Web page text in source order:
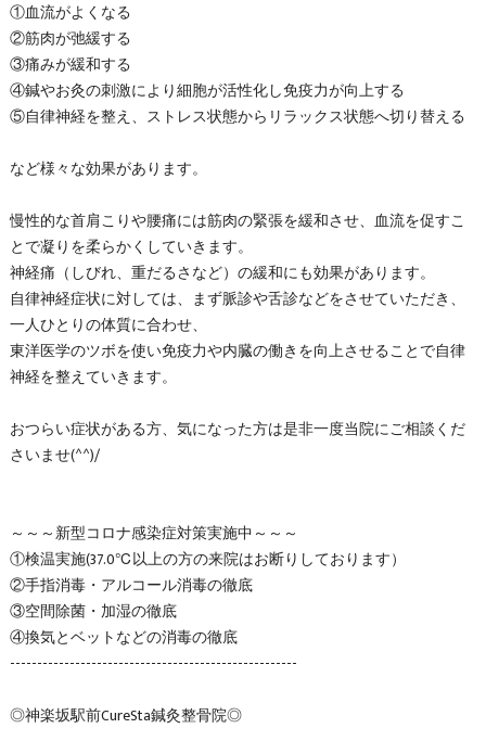
①血流がよくなる
②筋肉が弛緩する
③痛みが緩和する
④鍼やお灸の刺激により細胞が活性化し免疫力が向上する
⑤自律神経を整え、ストレス状態からリラックス状態へ切り替える
など様々な効果があります。
慢性的な首肩こりや腰痛には筋肉の緊張を緩和させ、血流を促すこ
とで凝りを柔らかくしていきます。
神経痛（しびれ、重だるさなど）の緩和にも効果があります。
自律神経症状に対しては、まず脈診や舌診などをさせていただき、
一人ひとりの体質に合わせ、
東洋医学のツボを使い免疫力や内臓の働きを向上させることで自律
神経を整えていきます。
おつらい症状がある方、気になった方は是非一度当院にご相談くだ
さいませ(^^)/
～～～新型コロナ感染症対策実施中～～～
①検温実施(37.0℃以上の方の来院はお断りしております）
②手指消毒・アルコール消毒の徹底
③空間除菌・加湿の徹底
④換気とベットなどの消毒の徹底
-----------------------------------------------------
◎神楽坂駅前CureSta鍼灸整骨院◎